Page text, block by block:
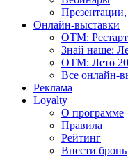
Онлайн-выставки
OTM:
Знай наше:
OTM: Лето
Все онлайн-
Реклама
Loyalty
О программе
Правила
Рейтинг
Внести бронь